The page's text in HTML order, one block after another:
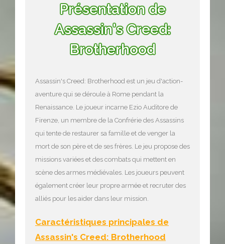
Présentation de
Assassin's Creed:
Brotherhood
Assassin's Creed: Brotherhood est un jeu d'action-
aventure qui se déroule à Rome pendant la
Renaissance. Le joueur incarne Ezio Auditore de
Firenze, un membre de la Confrérie des Assassins
qui tente de restaurer sa famille et de venger la
mort de son père et de ses frères. Le jeu propose des
missions variées et des combats qui mettent en
scène des armes médiévales. Les joueurs peuvent
également créer leur propre armée et recruter des
alliés pour les aider dans leur mission.
Caractéristiques principales de
Assassin's Creed: Brotherhood